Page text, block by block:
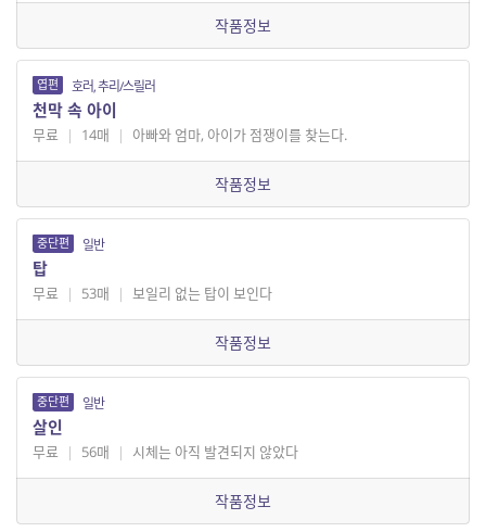
작품정보
엽편 호러, 추리/스릴러
천막 속 아이
무료 | 14매 | 아빠와 엄마, 아이가 점쟁이를 찾는다.
작품정보
중단편 일반
탑
무료 | 53매 | 보일리 없는 탑이 보인다
작품정보
중단편 일반
살인
무료 | 56매 | 시체는 아직 발견되지 않았다
작품정보